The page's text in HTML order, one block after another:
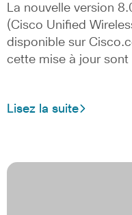
La nouvelle version
(Cisco Unified
disponible sur
cette mise à jour
Lisez la suite